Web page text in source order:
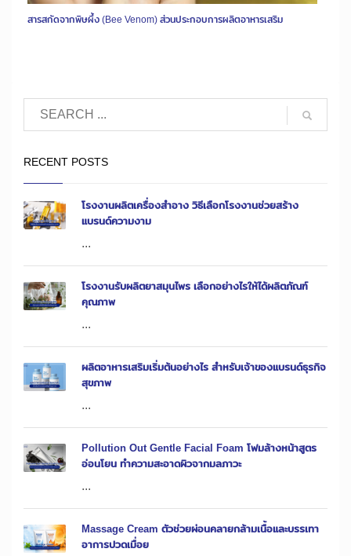
สารสกัดจากพิษผึ้ง (Bee Venom) ส่วนประกอบการผลิตอาหารเสริม
RECENT POSTS
โรงงานผลิตเครื่องสำอาง วิธีเลือกโรงงานช่วยสร้าง
แบรนด์ความงาม
...
โรงงานรับผลิตยาสมุนไพร เลือกอย่างไรให้ได้ผลิตภัณฑ์
คุณภาพ
...
ผลิตอาหารเสริมเริ่มต้นอย่างไร สำหรับเจ้าของแบรนด์ธุรกิจ
สุขภาพ
...
Pollution Out Gentle Facial Foam โฟมล้างหน้าสูตร
อ่อนโยน ทำความสะอาดผิวจากมลภาวะ
...
Massage Cream ตัวช่วยผ่อนคลายกล้ามเนื้อและบรรเทา
อาการปวดเมื่อย